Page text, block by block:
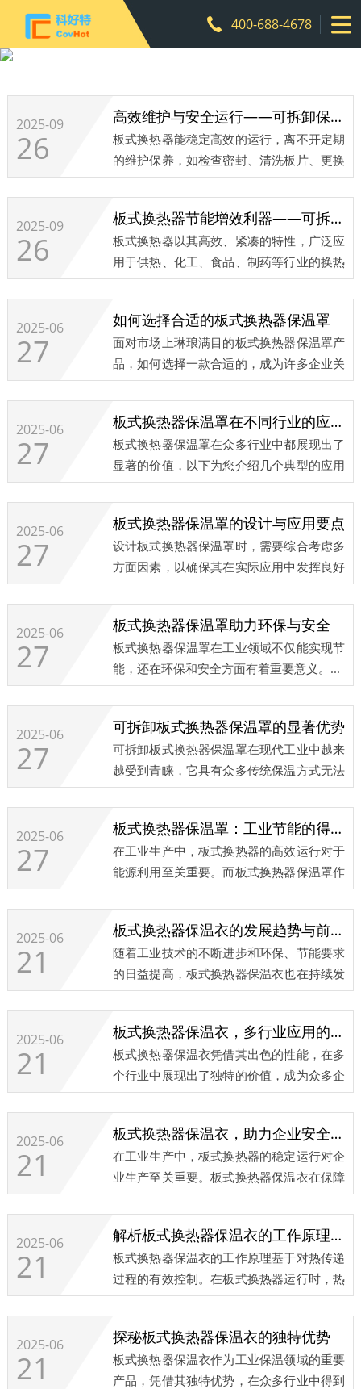
400-688-4678
行业知识
2025-09
26
高效维护与安全运行——可拆卸保温套赋能板式换热器节能
板式换热器能稳定高效的运行，离不开定期
的维护保养，如检查密封、清洗板片、更换
垫片等。然而，传统的固定保温方式往往成
为维护工作的“拦路虎”。此时，可拆卸保温
套的应用，不仅解决了保温问题，更在设备
维护便捷性和运行安全性方面带来了巨大的
提升。...
2025-09
26
板式换热器节能增效利器——可拆卸保温套的应用
板式换热器以其高效、紧凑的特性，广泛应
用于供热、化工、食品、制药等行业的换热
过程中。然而，其金属板片薄、表面积大的
特点，也意味着在高温工况下运行时，设备
表面会向环境散失大量热量，造成显著的能
源浪费和设备运行成本的上升。为了有效解
决这一问题，板式换热器的保温保温工作至
2025-06
27
如何选择合适的板式换热器保温罩
面对市场上琳琅满目的板式换热器保温罩产
品，如何选择一款合适的，成为许多企业关
注的焦点。以下几个关键因素，在选择时不
容忽视。...
2025-06
27
板式换热器保温罩在不同行业的应用案例
板式换热器保温罩在众多行业中都展现出了
显著的价值，以下为您介绍几个典型的应用
案例。...
2025-06
27
板式换热器保温罩的设计与应用要点
设计板式换热器保温罩时，需要综合考虑多
方面因素，以确保其在实际应用中发挥良好
的保温性能。...
2025-06
27
板式换热器保温罩助力环保与安全
板式换热器保温罩在工业领域不仅能实现节
能，还在环保和安全方面有着重要意义。​...
2025-06
27
可拆卸板式换热器保温罩的显著优势
可拆卸板式换热器保温罩在现代工业中越来
越受到青睐，它具有众多传统保温方式无法
比拟的优势。​...
2025-06
27
板式换热器保温罩：工业节能的得力助手
在工业生产中，板式换热器的高效运行对于
能源利用至关重要。而板式换热器保温罩作
为其重要的辅助设备，正发挥着不可忽视的
作用。​...
2025-06
21
板式换热器保温衣的发展趋势与前景展望
随着工业技术的不断进步和环保、节能要求
的日益提高，板式换热器保温衣也在持续发
展创新，展现出广阔的前景。​...
2025-06
21
板式换热器保温衣，多行业应用的理想选择
板式换热器保温衣凭借其出色的性能，在多
个行业中展现出了独特的价值，成为众多企
业提升生产效益的理想选择。​...
2025-06
21
板式换热器保温衣，助力企业安全生产与高效运营
在工业生产中，板式换热器的稳定运行对企
业生产至关重要。板式换热器保温衣在保障
设备安全运行和提升生产效率方面发挥着重
要作用。​...
2025-06
21
解析板式换热器保温衣的工作原理与节能效果
板式换热器保温衣的工作原理基于对热传递
过程的有效控制。在板式换热器运行时，热
量会通过传导、对流和辐射等方式向周围环
境散失。保温衣的设计旨在削弱这些热传递
途径。​...
2025-06
21
探秘板式换热器保温衣的独特优势
板式换热器保温衣作为工业保温领域的重要
产品，凭借其独特优势，在众多行业中得到